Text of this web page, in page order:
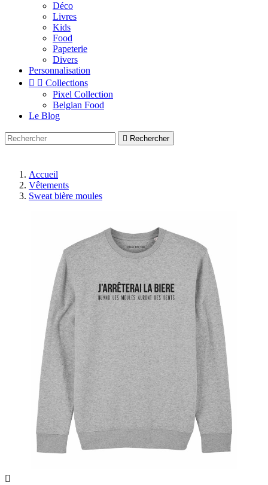
Déco
Livres
Kids
Food
Papeterie
Divers
Personnalisation
  Collections
Pixel Collection
Belgian Food
Le Blog
 Rechercher
Accueil
Vêtements
Sweat bière moules
